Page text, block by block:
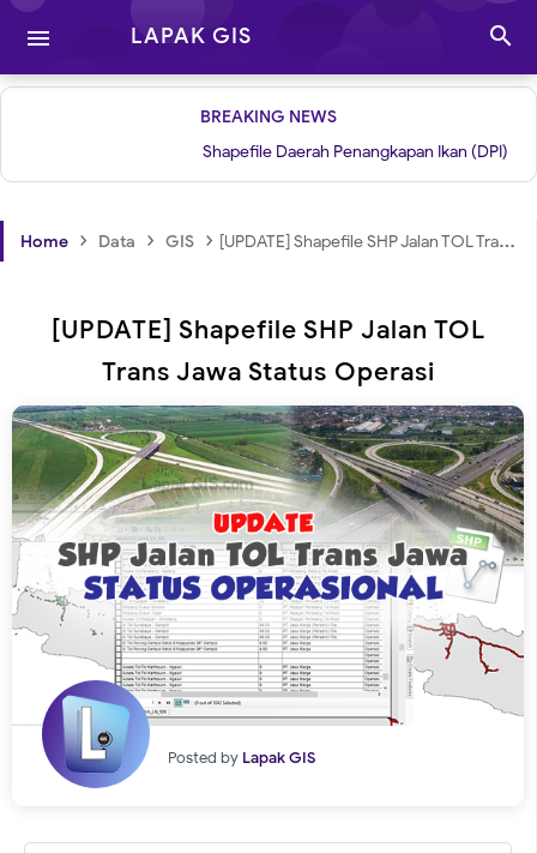
 LAPAK GIS 
BREAKING NEWS
Shapefile Daerah Penangkapan Ikan (DPI)
| Grid
Home › Data › GIS › [UPDATE] Shapefile SHP Jalan TOL Trans Jawa Status Operasi
[UPDATE] Shapefile SHP Jalan TOL
Trans Jawa Status Operasi
Posted by Lapak GIS